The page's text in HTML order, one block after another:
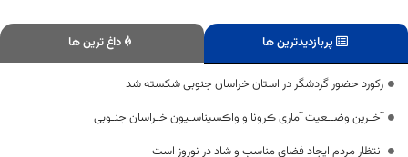
پربازدیدترین ها داغ ترین ها
رکورد حضور گردشگر در استان خراسان جنوبی شکسته شد
آخـرین وضــعیت آماری ڪرونا و واڪسیناسـیون خـراسان جنـوبی
انتظار مردم ایجاد فضای مناسب و شاد در نوروز است